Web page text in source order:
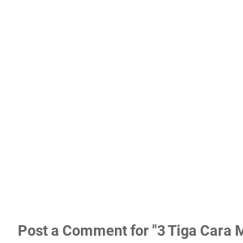
Post a Comment for "3 Tiga Cara